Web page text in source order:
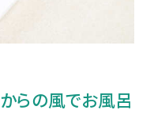
からの風でお風呂